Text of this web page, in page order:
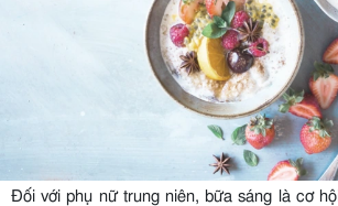
Đối với phụ nữ trung niên, bữa sáng là cơ